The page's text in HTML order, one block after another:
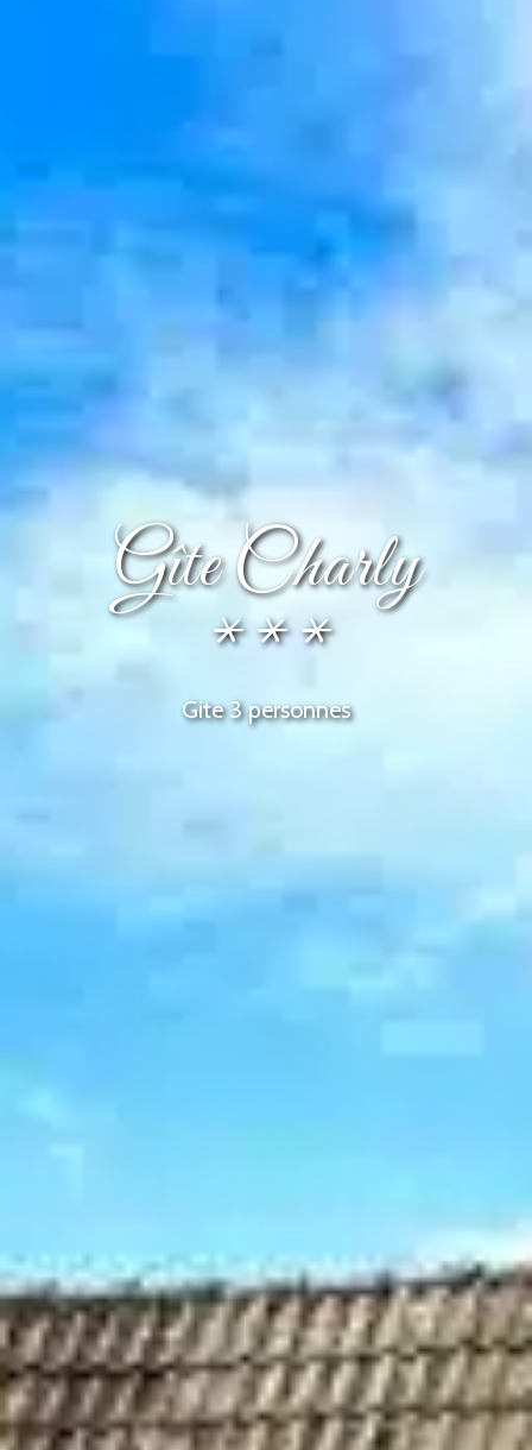
Gîte Charly
***
Gite 3 personnes